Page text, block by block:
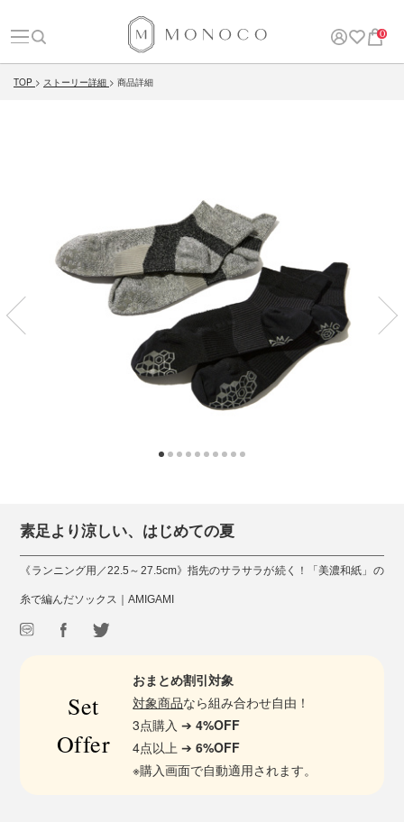
0
TOP ストーリー詳細 商品詳細
素足より涼しい、はじめての夏
《ランニング用／22.5～27.5cm》指先のサラサラが続く！「美濃和紙」の
糸で編んだソックス｜AMIGAMI
Set
Offer
おまとめ割引対象
対象商品なら組み合わせ自由！
3点購入 ➔4%OFF
4点以上 ➔6%OFF
※購入画面で自動適用されます。